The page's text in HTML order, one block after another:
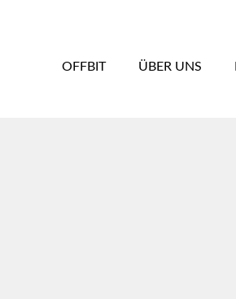
OFFBIT ÜBER UNS